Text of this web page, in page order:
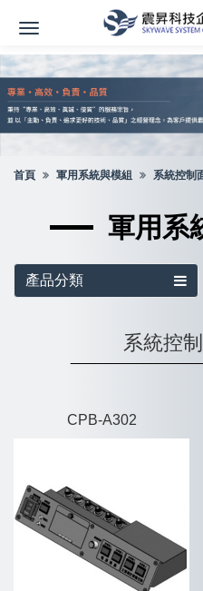
首頁 軍用系統與模組 系統控制
軍用系
產品分類
系統控
CPB-A302